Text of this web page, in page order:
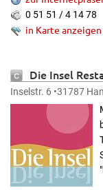
0 51 51 / 4 14 78
in Karte anzeigen
Die Insel
Inselstr. 6 •31787